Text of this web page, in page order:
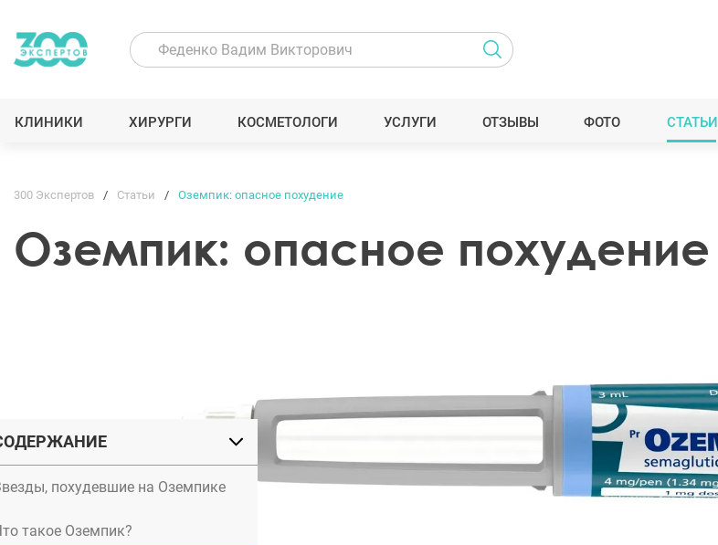
КЛИНИКИ ХИРУРГИ КОСМЕТОЛОГИ УСЛУГИ ОТЗЫВЫ ФОТО СТАТЬИ
похудевшие на Оземпике
такое Оземпик?
300 Экспертов Статьи Оземпик: опасное похудение
Оземпик: опасное похудение